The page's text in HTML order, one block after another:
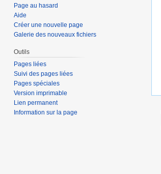
Page au hasard
Aide
Créer une nouvelle page
Galerie des nouveaux fichiers
Outils
Pages liées
Suivi des pages liées
Pages spéciales
Version imprimable
Lien permanent
Information sur la page